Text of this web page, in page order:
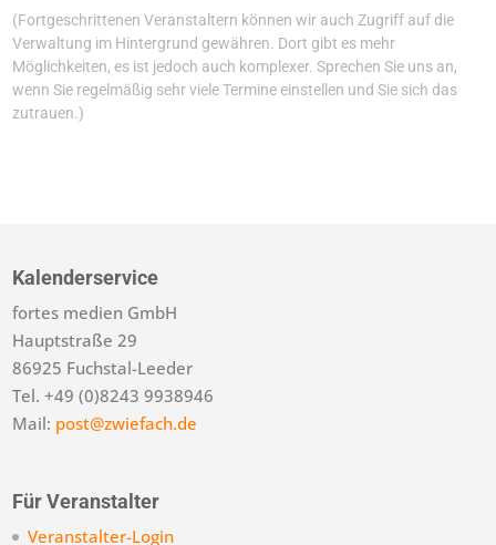
(Fortgeschrittenen Veranstaltern können wir auch Zugriff auf die
Verwaltung im Hintergrund gewähren. Dort gibt es mehr
Möglichkeiten, es ist jedoch auch komplexer. Sprechen Sie uns an,
wenn Sie regelmäßig sehr viele Termine einstellen und Sie sich das
zutrauen.)
Kalenderservice
fortes medien GmbH
Hauptstraße 29
86925 Fuchstal-Leeder
Tel. +49 (0)8243 9938946
Mail: post@zwiefach.de
Für Veranstalter
Veranstalter-Login